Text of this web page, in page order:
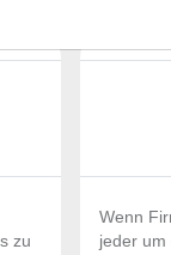
zu
Wenn
jeder um